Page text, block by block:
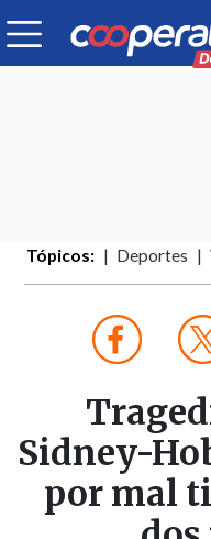
Tópicos: Deportes
Sidney-
por mal